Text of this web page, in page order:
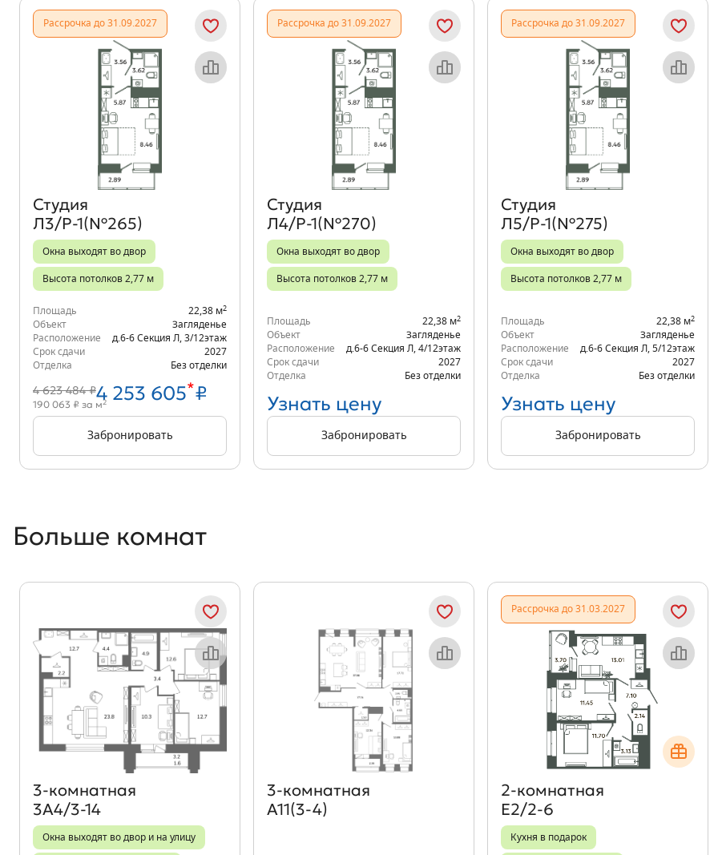
Рассрочка до 31.09.2027
Объект месяца
Студия
Л3/Р-1(№265)
Окна выходят во двор
Высота потолков 2,77 м
Площадь 22,38 м2
Объект
Загляденье
Расположение
д.6-6 Секция Л 3/12этаж
Срок сдачи
2027
Отделка
Без отделки
4 623 484 ₽4 253 605*₽
190 063 ₽ за м2
Забронировать
Рассрочка до 31.09.2027
Объект месяца
Студия
Л4/Р-1(№270)
Окна выходят во двор
Высота потолков 2,77 м
Площадь 22,38 м2
Объект
Загляденье
Расположение
д.6-6 Секция Л 4/12этаж
Срок сдачи
2027
Отделка
Без отделки
Узнать цену
Забронировать
Рассрочка до 31.09.2027
Объект месяца
Студия
Л5/Р-1(№275)
Окна выходят во двор
Высота потолков 2,77 м
Площадь 22,38 м2
Объект
Загляденье
Расположение
д.6-6 Секция Л 5/12этаж
Срок сдачи
2027
Отделка
Без отделки
Узнать цену
Забронировать
Больше комнат
Объект месяца
3‑комнатная
3А4/3-14
Окна выходят во двор и на улицу
Объект месяца
3‑комнатная
А11(3-4)
Рассрочка до 31.03.2027
Объект месяца
2‑комнатная
Е2/2-6
Кухня в подарок